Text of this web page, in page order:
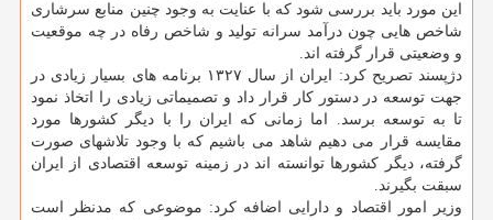
این مورد باید بررسی شود که با عنایت به وجود چنین منابع سرشاری
شاخص هایی چون درآمد سرانه تولید و شاخص رفاه در چه موقعیت
و وضعیتی قرار گرفته اند.
دژپسند تصریح کرد: ایران از سال ۱۳۲۷ برنامه های بسیار زیادی در
جهت توسعه در دستور کار قرار داد و تصمیماتی زیادی را اتخاذ نمود
تا به توسعه برسد. اما زمانی که ایران را با دیگر کشورها مورد
مقایسه قرار می دهیم شاهد می باشیم که با وجود تلاشهای صورت
گرفته، دیگر کشورها توانسته اند در زمینه توسعه اقتصادی از ایران
سبقت بگیرند.
وزیر امور اقتصاد و دارایی اضافه کرد: موضوعی که مدنظر است